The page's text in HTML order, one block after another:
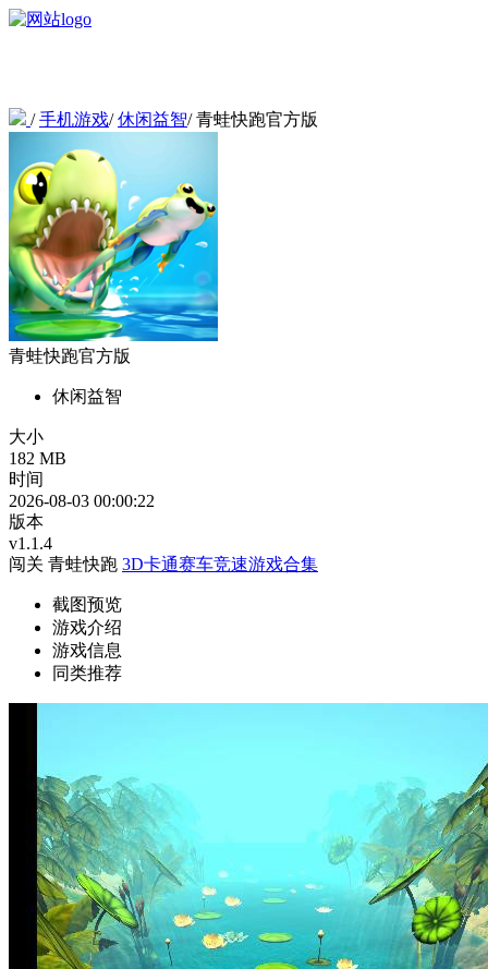
/手机游戏/休闲益智/青蛙快跑官方版
青蛙快跑官方版
休闲益智
大小
182 MB
时间
2026-08-03 00:00:22
版本
v1.1.4
闯关 青蛙快跑 3D卡通赛车竞速游戏合集
截图预览
游戏介绍
游戏信息
同类推荐